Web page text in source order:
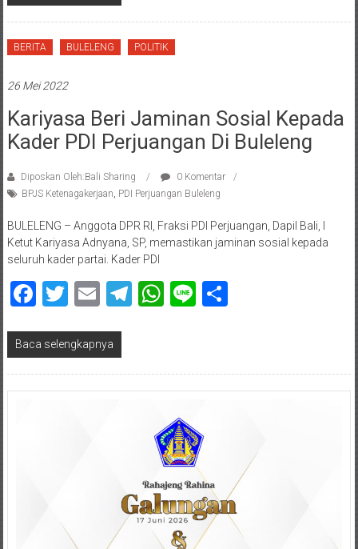
BERITA BULELENG POLITIK
26 Mei 2022
Kariyasa Beri Jaminan Sosial Kepada
Kader PDI Perjuangan Di Buleleng
Diposkan Oleh:Bali Sharing
0 Komentar
BPJS Ketenagakerjaan, PDI Perjuangan Buleleng
BULELENG – Anggota DPR RI, Fraksi PDI Perjuangan, Dapil Bali, I
Ketut Kariyasa Adnyana, SP, memastikan jaminan sosial kepada
seluruh kader partai. Kader PDI
Facebook
Twitter
EmailTelegram
WhatsApp
Line
Baca selengkapnya